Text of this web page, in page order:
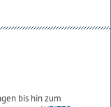
bis hin zum